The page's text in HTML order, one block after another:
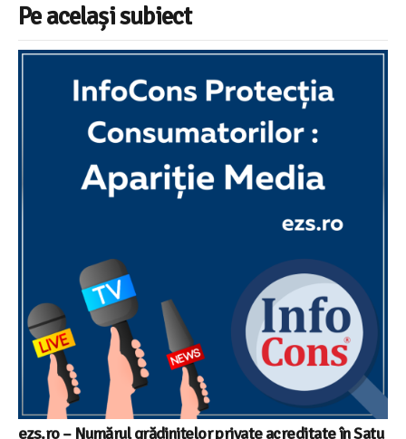
Pe același subiect
ezs.ro – Numărul grădinițelor private acreditate în Satu